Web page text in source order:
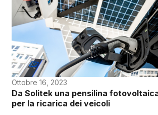
Ottobre 16, 2023
Da Solitek una pensilina
per la ricarica dei veicoli